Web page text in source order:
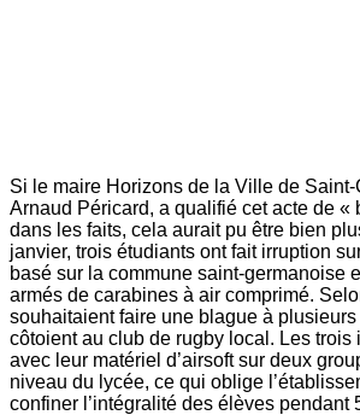
Si le maire Horizons de la Ville de
Arnaud Péricard, a qualifié cet acte de «
dans les faits, cela aurait pu être bien
janvier, trois étudiants ont fait irruption
basé sur la commune saint-germanoise
armés de carabines à air comprimé.
souhaitaient faire une blague à plusieurs
côtoient au club de rugby local. Les trois
avec leur matériel d’airsoft sur deux
niveau du lycée, ce qui oblige
confiner l’intégralité des élèves pendant